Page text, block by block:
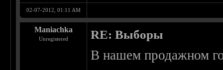
02-07-2012, 01:11 AM
Maniachka
Unregistered RE: Выборы
В нашем продажном